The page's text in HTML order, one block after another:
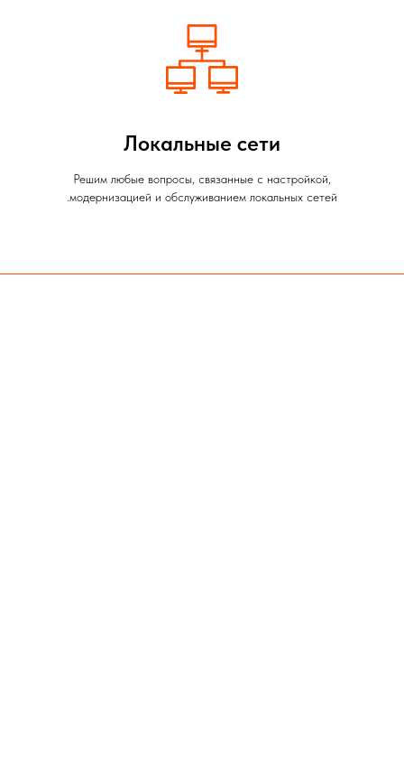
Локальные сети
Решим любые вопросы, связанные с настройкой,
модернизацией и обслуживанием локальных сетей.